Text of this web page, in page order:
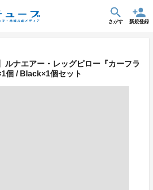
さがす 新規登録
ルナエアー・レッグピロー『カーフラ
個 / Black×1個セット